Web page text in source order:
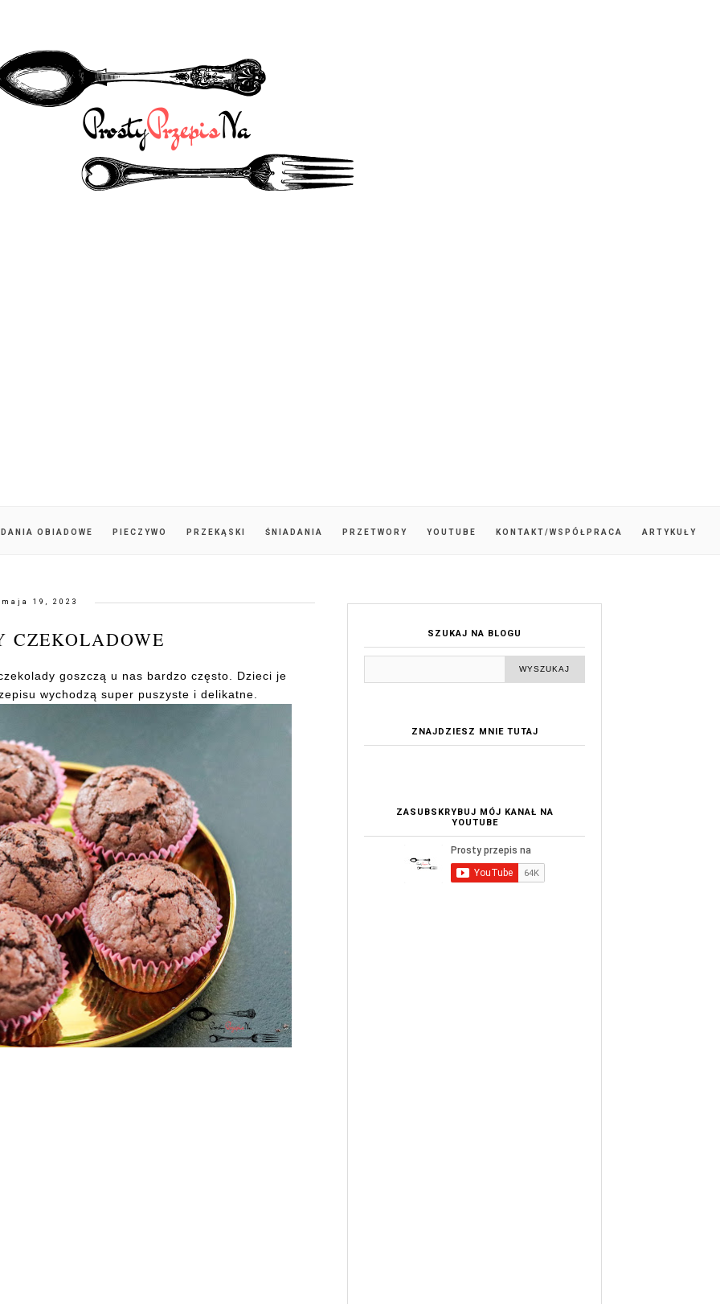
DANIA OBIADOWE PIECZYWO PRZEKĄSKI ŚNIADANIA PRZETWORY YOUTUBE KONTAKT/WSPÓŁPRACA ARTYKUŁY
maja 19, 2023
CZEKOLADOWE
goszczą u nas bardzo często. Dzieci je
wychodzą super puszyste i delikatne.
SZUKAJ NA BLOGU
ZNAJDZIESZ MNIE TUTAJ
ZASUBSKRYBUJ MÓJ KANAŁ NA
YOUTUBE